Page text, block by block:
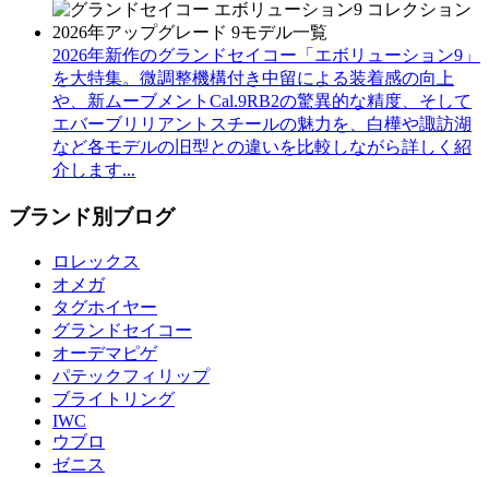
2026年新作のグランドセイコー「エボリューション9」
を大特集。微調整機構付き中留による装着感の向上
や、新ムーブメントCal.9RB2の驚異的な精度、そして
エバーブリリアントスチールの魅力を、白樺や諏訪湖
など各モデルの旧型との違いを比較しながら詳しく紹
介します...
ブランド別ブログ
ロレックス
オメガ
タグホイヤー
グランドセイコー
オーデマピゲ
パテックフィリップ
ブライトリング
IWC
ウブロ
ゼニス